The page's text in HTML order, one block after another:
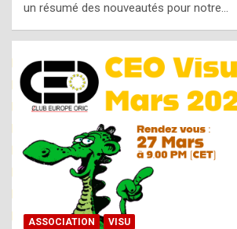
n
u
i
n
e
R
o
un résumé des nouveautés pour notre…
ASSOCIATION VISU